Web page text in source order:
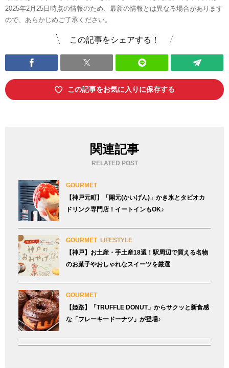
2025年2月25日時点の情報のため、最新の情報とは異なる場合があります
ので、あらかじめご了承ください。
この記事をシェアする！
この記事をお気に入りに保存する
関連記事
RELATED POST
GOURMET
【神戸元町】「開元(かいげん)」かき氷とタピオカ
ドリンク専門店！イートインもOK♪
GOURMET LIFESTYLE
【神戸】お土産・手土産18選！駅周辺で買える名物
のお菓子やおしゃれなスイーツを厳選
GOURMET
【姫路】「TRUFFLE DONUT」からサクッと新食感
な「フレーキードーナツ」が登場♪